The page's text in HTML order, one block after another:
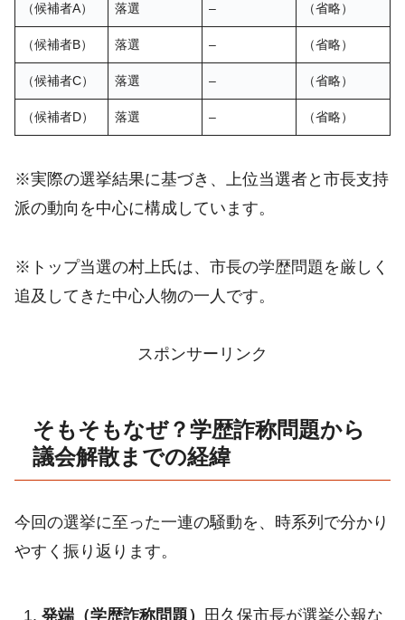
（候補者A） 落選 – （省略）
（候補者B） 落選 – （省略）
（候補者C） 落選 – （省略）
（候補者D） 落選 – （省略）
※実際の選挙結果に基づき、上位当選者と市長支持
派の動向を中心に構成しています。
※トップ当選の村上氏は、市長の学歴問題を厳しく
追及してきた中心人物の一人です。
スポンサーリンク
そもそもなぜ？学歴詐称問題から
議会解散までの経緯
今回の選挙に至った一連の騒動を、時系列で分かり
やすく振り返ります。
発端（学歴詐称問題） 田久保市長が選挙公報な